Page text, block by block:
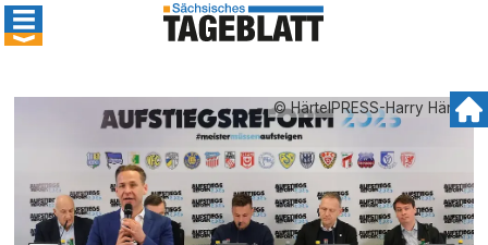
© HärtelPRESS-Harry Härtel